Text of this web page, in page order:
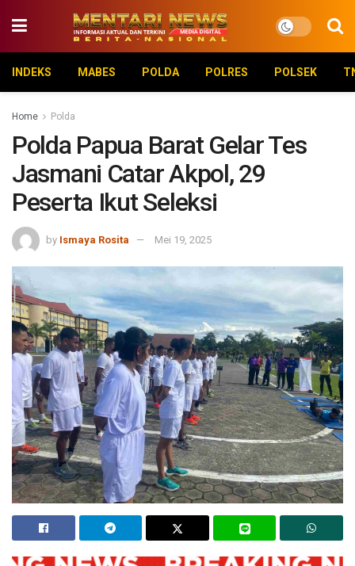
INDEKS MABES POLDA POLRES POLSEK
Home Polda
Polda Papua Barat Gelar Tes
Jasmani Catar Akpol, 29
Peserta Ikut Seleksi
by Ismaya Rosita Mei 19, 2025